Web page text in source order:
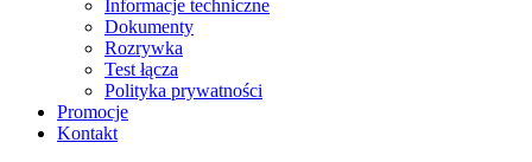
Informacje techniczne
Dokumenty
Rozrywka
Test łącza
Polityka prywatności
Promocje
Kontakt